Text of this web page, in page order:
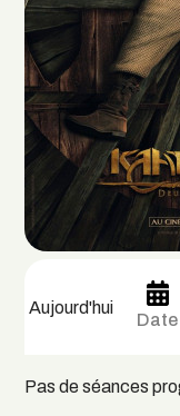
Aujourd'hui
Date
Pas de séances